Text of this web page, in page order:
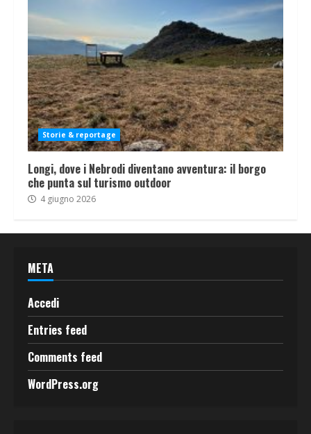
Storie & reportage
Longi, dove i Nebrodi diventano avventura: il borgo
che punta sul turismo outdoor
4 giugno 2026
META
Accedi
Entries feed
Comments feed
WordPress.org